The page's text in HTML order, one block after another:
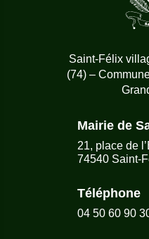
Saint-Félix
(74) –
Mairie de
21, place de
74540 Saint-
Téléphone
04 50 60 90